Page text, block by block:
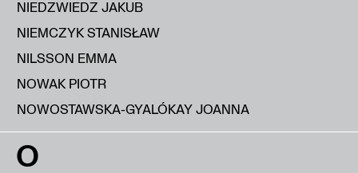
NIEDZWIEDZ JAKUB
NIEMCZYK STANISŁAW
NILSSON EMMA
NOWAK PIOTR
NOWOSTAWSKA-GYALÓKAY JOANNA
O